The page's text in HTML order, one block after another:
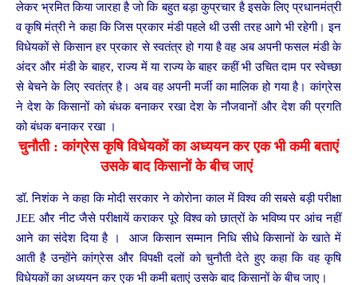
लेकर भ्रमित किया जारहा है जो कि बहुत बड़ा कुप्रचार है इसके लिए प्रधानमंत्री
व कृषि मंत्री ने कहा कि जिस प्रकार मंडी पहले थी उसी तरह आगे भी रहेगी। इन
विधेयकों से किसान हर प्रकार से स्वतंत्र हो गया है वह अब अपनी फसल मंडी के
अंदर और मंडी के बाहर, राज्य में या राज्य के बाहर कहीं भी उचित दाम पर स्वेच्छा
से बेचने के लिए स्वतंत्र है। अब वह अपनी मर्जी का मालिक हो गया है। कांग्रेस
ने देश के किसानों को बंधक बनाकर रखा देश के नौजवानों और देश की प्रगति
को बंधक बनाकर रखा ।
चुनौती : कांग्रेस कृषि विधेयकों का अध्ययन कर एक भी कमी बताएं
उसके बाद किसानों के बीच जाएं
डॉ. निशंक ने कहा कि मोदी सरकार ने कोरोना काल में विश्व की सबसे बड़ी परीक्षा
JEE और नीट जैसे परीक्षायें कराकर पूरे विश्व को छात्रों के भविष्य पर आंच नहीं
आने का संदेश दिया है । आज किसान सम्मान निधि सीधे किसानों के खाते में
आती है उन्होंने कांग्रेस और विपक्षी दलों को चुनौती देते हुए कहा कि वह कृषि
विधेयकों का अध्ययन कर एक भी कमी बताएं उसके बाद किसानों के बीच जाए।